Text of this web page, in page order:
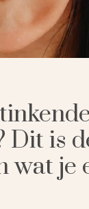
Dit is
wat je